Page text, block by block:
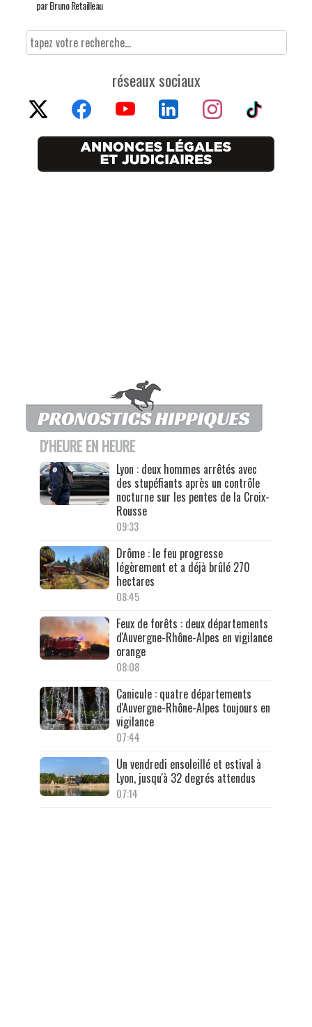
par Bruno Retailleau
réseaux sociaux
D'HEURE EN HEURE
Lyon : deux hommes arrêtés avec
des stupéfiants après un contrôle
nocturne sur les pentes de la Croix-
Rousse
09:33
Drôme : le feu progresse
légèrement et a déjà brûlé 270
hectares
08:45
Feux de forêts : deux départements
d'Auvergne-Rhône-Alpes en vigilance
orange
08:08
Canicule : quatre départements
d'Auvergne-Rhône-Alpes toujours en
vigilance
07:44
Un vendredi ensoleillé et estival à
Lyon, jusqu'à 32 degrés attendus
07:14